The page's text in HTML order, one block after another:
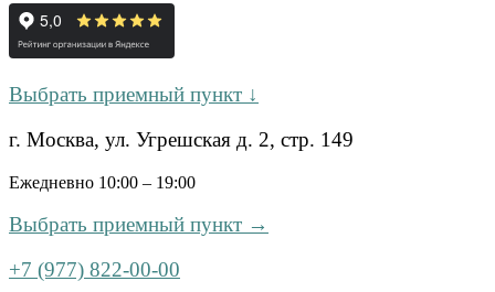
Выбрать приемный пункт ↓
г. Москва, ул. Угрешская д. 2, стр. 149
Ежедневно 10:00 – 19:00
Выбрать приемный пункт →
+7 (977) 822-00-00